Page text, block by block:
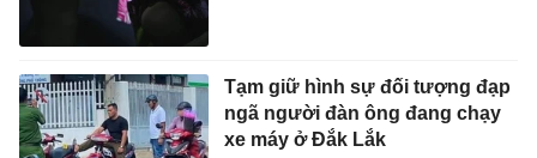
Tạm giữ hình sự đối tượng đạp
ngã người đàn ông đang chạy
xe máy ở Đắk Lắk